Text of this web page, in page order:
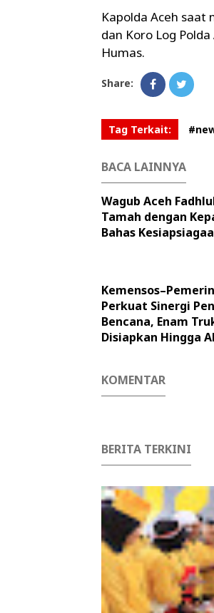
Kapolda Aceh
dan Koro Log
Humas.
Share:
Tag Terkait:
BACA LAINNYA
Wagub Aceh
Tamah dengan
Bahas
Perkuat Sinergi
Bencana, Enam
Disiapkan Hingga
KOMENTAR
BERITA TERKINI